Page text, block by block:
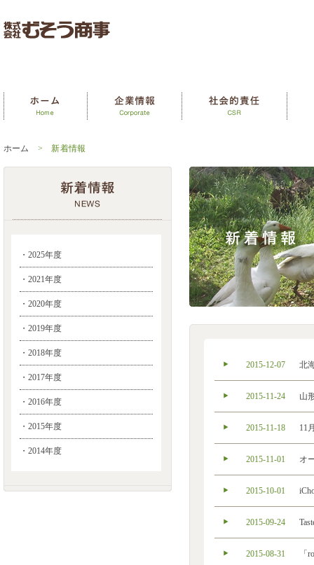
ホーム > 新着情報
・2025年度
・2021年度
・2020年度
・2019年度
・2018年度
・2017年度
・2016年度
・2015年度
・2014年度
2015-12-07 北
2015-11-24 山
2015-11-18 11
2015-11-01 オ
2015-10-01
2015-09-24
2015-08-31 「